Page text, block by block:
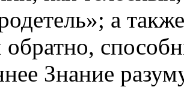
а
Знание